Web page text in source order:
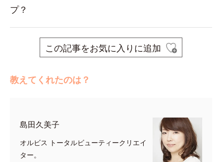
プ？
この記事をお気に入りに追加
教えてくれたのは？
島田久美子
オルビス トータルビューティークリエイ
ター。